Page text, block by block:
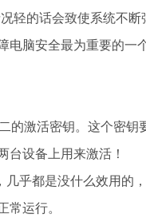
轻的话会致使系统不
电脑安全最为重要的一
的激活密钥。这个密钥
台设备上用来激活！
乎都是没什么效用的
常运行。